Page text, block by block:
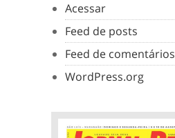
Acessar
Feed de posts
Feed de comentários
WordPress.org